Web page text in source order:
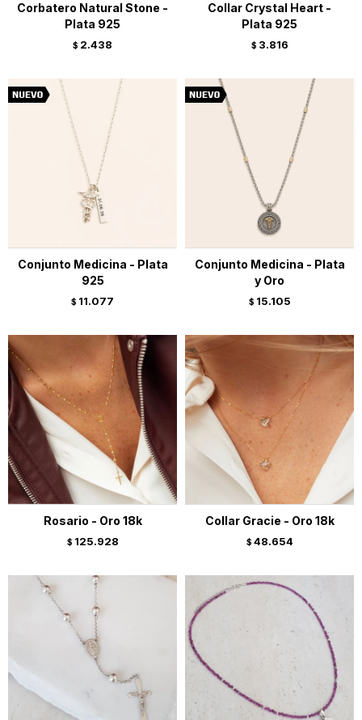
Corbatero Natural Stone -
Plata 925
$ 2.438
Collar Crystal Heart -
Plata 925
$ 3.816
Conjunto Medicina - Plata
925
$ 11.077
Conjunto Medicina - Plata
y Oro
$ 15.105
Rosario - Oro 18k
$ 125.928
Collar Gracie - Oro 18k
$ 48.654